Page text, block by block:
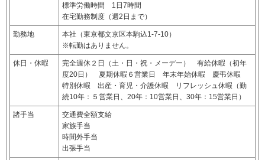
標準労働時間 1日7時間
在宅勤務制度（週2日まで）
勤務地
本社（東京都文京区本駒込1-7-10）
※転勤はありません。
休日・休暇
完全週休２日（土・日・祝・メーデー） 有給休暇（初年
度20日） 夏期休暇６営業日 年末年始休暇 慶弔休暇
特別休暇 出産・育児・介護休暇 リフレッシュ休暇（勤
続10年：５営業日、20年：10営業日、30年：15営業日）
諸手当
交通費全額支給
家族手当
時間外手当
出張手当